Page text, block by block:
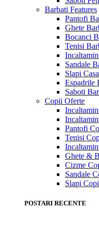
Barbati Features
Pantofi
Ghete
Bocanci
Tenisi
Sandale
Slapi
Espadrile
Saboti
Copii Oferte
Pantofi
Tenisi
Ghete &
Cizme
Sandale
Slapi
POSTARI RECENTE